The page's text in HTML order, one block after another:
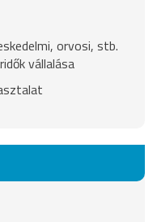
orvosi, stb.
vállalása